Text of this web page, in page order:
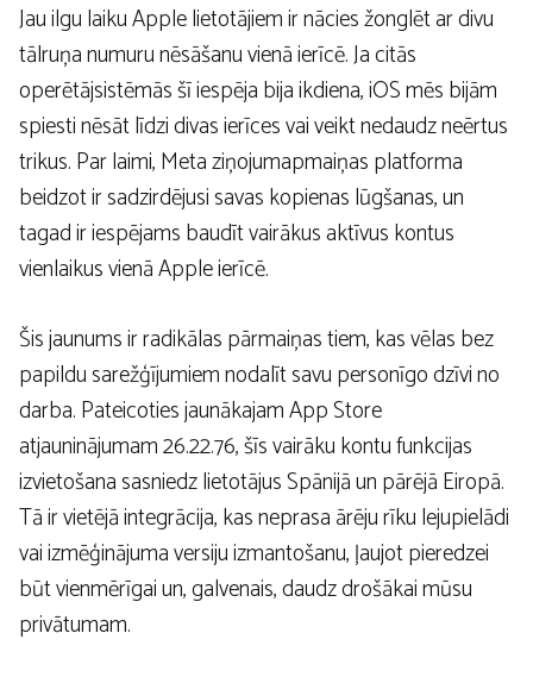
Jau ilgu laiku Apple lietotājiem ir nācies žonglēt ar divu
tālruņa numuru nēsāšanu vienā ierīcē. Ja citās
operētājsistēmās šī iespēja bija ikdiena, iOS mēs bijām
spiesti nēsāt līdzi divas ierīces vai veikt nedaudz neērtus
trikus. Par laimi, Meta ziņojumapmaiņas platforma
beidzot ir sadzirdējusi savas kopienas lūgšanas, un
tagad ir iespējams baudīt vairākus aktīvus kontus
vienlaikus vienā Apple ierīcē.
Šis jaunums ir radikālas pārmaiņas tiem, kas vēlas bez
papildu sarežģījumiem nodalīt savu personīgo dzīvi no
darba. Pateicoties jaunākajam App Store
atjauninājumam 26.22.76, šīs vairāku kontu funkcijas
izvietošana sasniedz lietotājus Spānijā un pārējā Eiropā.
Tā ir vietējā integrācija, kas neprasa ārēju rīku lejupielādi
vai izmēģinājuma versiju izmantošanu, ļaujot pieredzei
būt vienmērīgai un, galvenais, daudz drošākai mūsu
privātumam.